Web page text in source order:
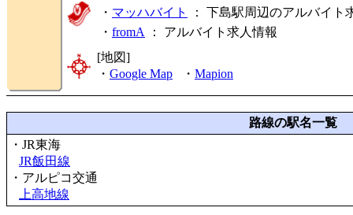
・ マッハバイト
： 下島駅周辺のアルバイト
・ fromA ： アルバイト求人情報
[地図]
・ Google Map ・ Mapion
路線の駅名一覧
・JR東海
JR飯田線
・アルピコ交通
上高地線